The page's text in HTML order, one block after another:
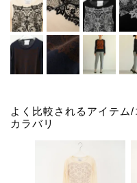
よく比較されるアイテム
カラバリ